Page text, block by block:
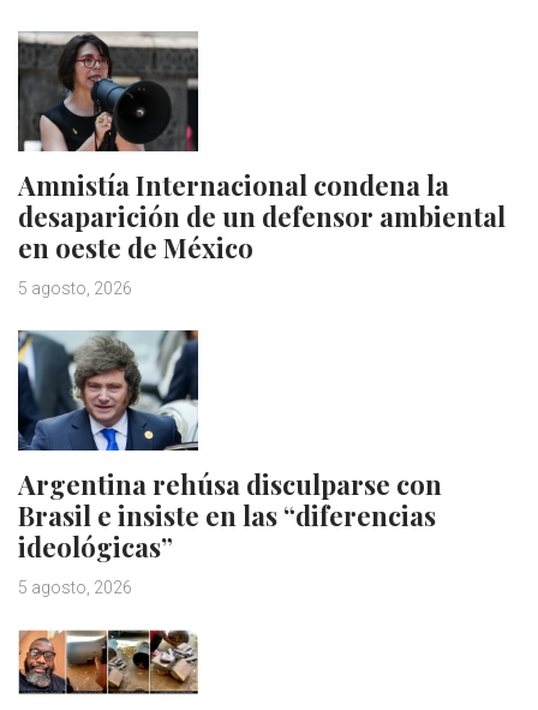
Amnistía Internacional condena la
desaparición de un defensor ambiental
en oeste de México
5 agosto, 2026
Argentina rehúsa disculparse con
Brasil e insiste en las “diferencias
ideológicas”
5 agosto, 2026